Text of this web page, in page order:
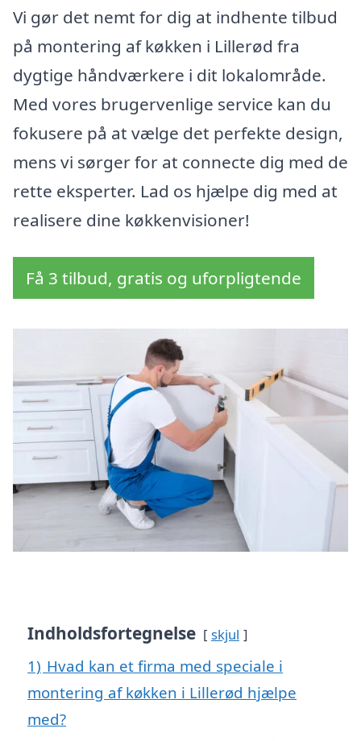
Vi gør det nemt for dig at indhente tilbud
på montering af køkken i Lillerød fra
dygtige håndværkere i dit lokalområde.
Med vores brugervenlige service kan du
fokusere på at vælge det perfekte design,
mens vi sørger for at connecte dig med de
rette eksperter. Lad os hjælpe dig med at
realisere dine køkkenvisioner!
Få 3 tilbud, gratis og uforpligtende
Indholdsfortegnelse skjul
1) Hvad kan et firma med speciale i
montering af køkken i Lillerød hjælpe
med?